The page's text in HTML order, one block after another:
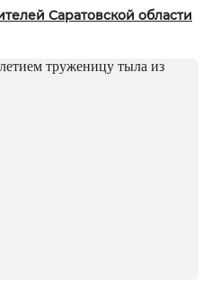
Саратовской области